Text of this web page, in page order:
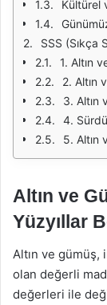
Kültürel
SSS (Sıkça
1. Altın
2. Altın
3. Altın
4.
5. Altın
Altın ve
Yüzyıllar
Altın ve
olan değerli
değerleri ile